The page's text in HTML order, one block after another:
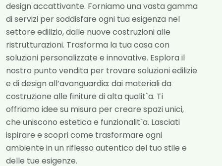
design accattivante. Forniamo una vasta gamma
di servizi per soddisfare ogni tua esigenza nel
settore edilizio, dalle nuove costruzioni alle
ristrutturazioni. Trasforma la tua casa con
soluzioni personalizzate e innovative. Esplora il
nostro punto vendita per trovare soluzioni edilizie
e di design all’avanguardia: dai materiali da
costruzione alle finiture di alta qualit`a. Ti
offriamo idee su misura per creare spazi unici,
che uniscono estetica e funzionalit`a. Lasciati
ispirare e scopri come trasformare ogni
ambiente in un riflesso autentico del tuo stile e
delle tue esigenze.